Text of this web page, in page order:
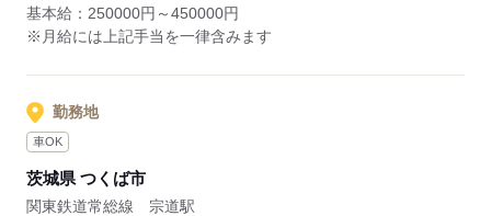
基本給：250000円～450000円
※月給には上記手当を一律含みます
勤務地
車OK
茨城県 つくば市
関東鉄道常総線 宗道駅